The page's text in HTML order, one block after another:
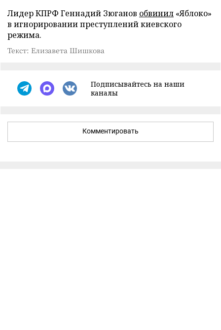
Лидер КПРФ Геннадий Зюганов обвинил «Яблоко»
в игнорировании преступлений киевского
режима.
Текст: Елизавета Шишкова
Подписывайтесь на наши
каналы
Комментировать